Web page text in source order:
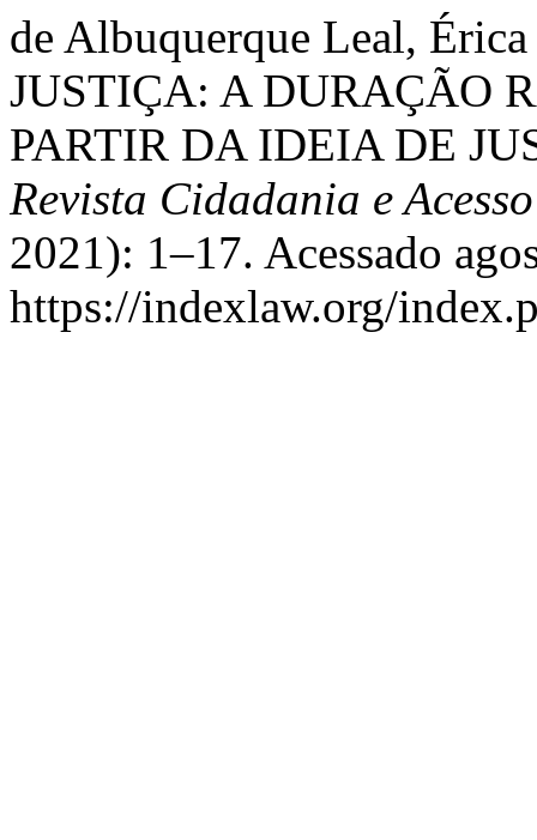
de Albuquerque Leal,
JUSTIÇA: A DURAÇÃO
PARTIR DA IDEIA DE
Revista Cidadania e
2021): 1–17. Acessado
https://indexlaw.org/